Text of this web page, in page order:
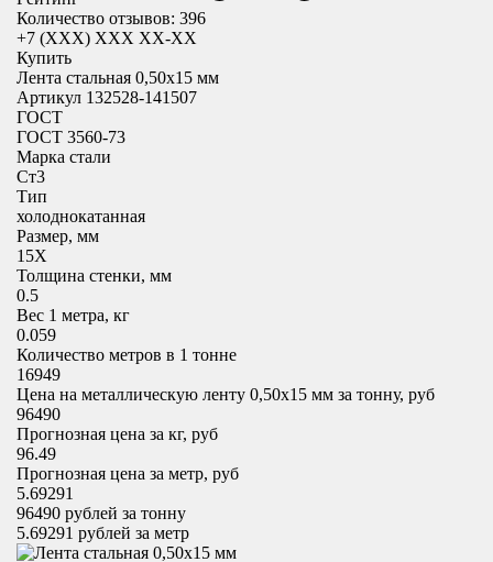
Количество отзывов: 396
+7 (XXX) ХХХ ХХ-ХХ
Купить
Лента стальная 0,50х15 мм
Артикул 132528-141507
ГОСТ
ГОСТ 3560-73
Марка стали
Ст3
Тип
холоднокатанная
Размер, мм
15X
Толщина стенки, мм
0.5
Вес 1 метра, кг
0.059
Количество метров в 1 тонне
16949
Цена на металлическую ленту 0,50х15 мм за тонну, руб
96490
Прогнозная цена за кг, руб
96.49
Прогнозная цена за метр, руб
5.69291
96490 рублей за тонну
5.69291 рублей за метр